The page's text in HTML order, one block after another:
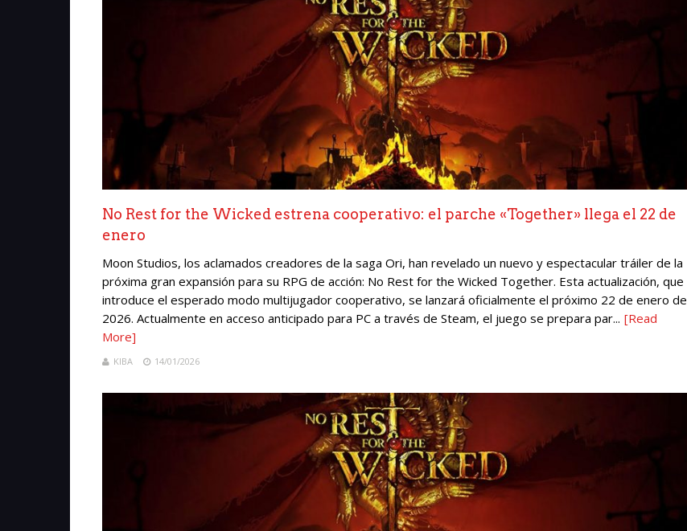
No Rest for the Wicked estrena cooperativo: el parche «Together» llega el 22 de
enero
Moon Studios, los aclamados creadores de la saga Ori, han revelado un nuevo y espectacular tráiler de la
próxima gran expansión para su RPG de acción: No Rest for the Wicked Together. Esta actualización, que
introduce el esperado modo multijugador cooperativo, se lanzará oficialmente el próximo 22 de enero de
2026. Actualmente en acceso anticipado para PC a través de Steam, el juego se prepara par... [Read
More]
KIBA 14/01/2026